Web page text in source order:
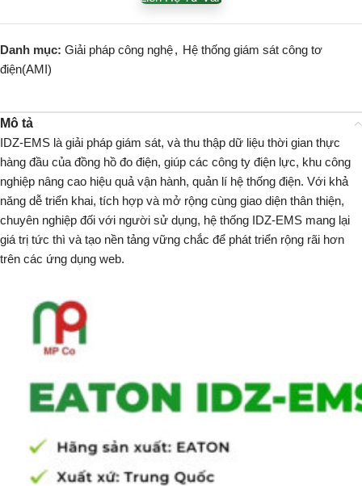
Danh mục: Giải pháp công nghệ, Hệ thống giám sát công tơ
điện(AMI)
Mô tả
IDZ-EMS là giải pháp giám sát, và thu thập dữ liệu thời gian thực
hàng đầu của đồng hồ đo điện, giúp các công ty điện lực, khu công
nghiệp nâng cao hiệu quả vận hành, quản lí hệ thống điện. Với khả
năng dễ triển khai, tích hợp và mở rộng cùng giao diện thân thiện,
chuyên nghiệp đối với người sử dụng, hệ thống IDZ-EMS mang lại
giá trị tức thì và tạo nền tảng vững chắc để phát triển rộng rãi hơn
trên các ứng dụng web.